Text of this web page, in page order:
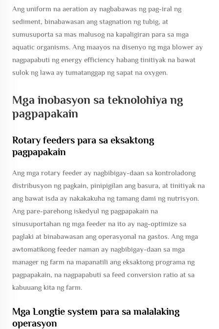
Ang uniform na aeration ay nagbabawas ng pag-iral ng
sediment, binabawasan ang stagnation ng tubig, at
sumusuporta sa mas malusog na kapaligiran para sa mga
aquatic organisms. Ang maayos na disenyo ng mga blower ay
nagpapabuti ng energy efficiency habang tinitiyak na bawat
sulok ng lawa ay tumatanggap ng sapat na oxygen.
Mga inobasyon sa teknolohiya ng
pagpapakain
Rotary feeders para sa eksaktong
pagpapakain
Ang mga rotary feeder ay nagbibigay-daan sa kontroladong
distribusyon ng pagkain, pinipigilan ang basura, at tinitiyak na
ang bawat isda ay nakakakuha ng tamang dami ng nutrisyon.
Ang pare-parehong iskedyul ng pagpapakain na
sinusuportahan ng mga feeder na ito ay nag-optimize sa
paglaki at binabawasan ang operasyonal na gastos. Ang mga
awtomatikong feeder naman ay nagbibigay-daan sa mga
manager ng farm na mapanatili ang eksaktong programa ng
pagpapakain, na nagpapabuti sa feed conversion ratio at sa
kabuuang kita ng farm.
Mga Longtie system para sa malalaking
operasyon